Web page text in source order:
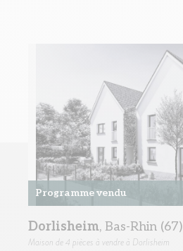
Programme vendu
Dorlisheim, Bas-Rhin (67)
Maison de 4 pièces à vendre à Dorlisheim